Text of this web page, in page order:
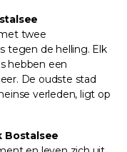
twee
tegen de helling. Elk
hebben een
De oudste stad
verleden, ligt op
Bostalsee